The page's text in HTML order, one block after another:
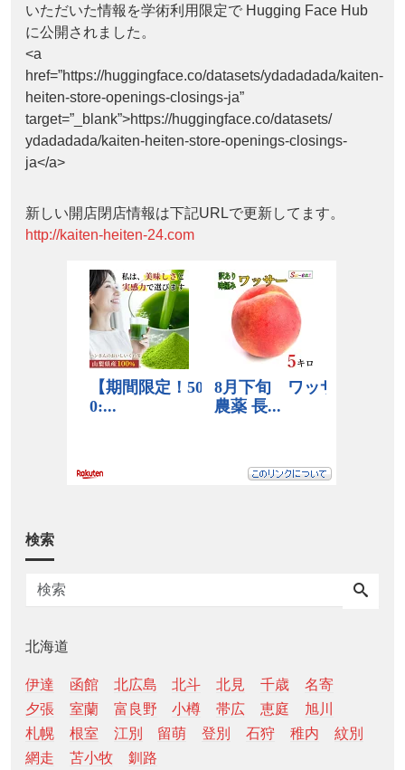
いただいた情報を学術利用限定で Hugging Face Hub
に公開されました。
<a
href=”https://huggingface.co/datasets/ydadadada/kaiten-
heiten-store-openings-closings-ja”
target=”_blank”>https://huggingface.co/datasets/
ydadadada/kaiten-heiten-store-openings-closings-
ja</a>
新しい開店閉店情報は下記URLで更新してます。
http://kaiten-heiten-24.com
検索
北海道
伊達 函館 北広島 北斗 北見 千歳
名寄
夕張
室蘭 富良野 小樽 帯広 恵庭
旭川
札幌
根室 江別 留萌 登別 石狩 稚内
紋別
網走
苫小牧 釧路